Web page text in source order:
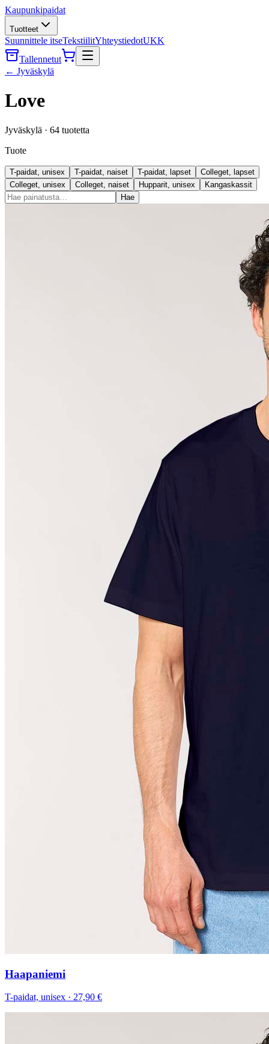
Kaupunkipaidat
Tuotteet
Suunnittele itseTekstiilitYhteystiedotUKK
Tallennetut
← Jyväskylä
Love
Jyväskylä · 64 tuotetta
Tuote
T-paidat, unisex T-paidat, naiset T-paidat, lapset
Colleget, lapset
Colleget, unisex
Colleget, naiset Hupparit, unisex
Kangaskassit
Hae
Haapaniemi
T-paidat, unisex · 27,90 €